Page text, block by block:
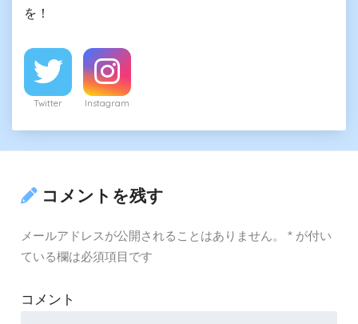
を！
Twitter Instagram
コメントを残す
メールアドレスが公開されることはありません。 *が付い
ている欄は必須項目です
コメント